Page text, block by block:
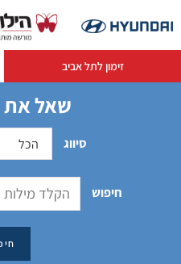
זימון לתל אביב
שאל את
סיווג
חיפוש